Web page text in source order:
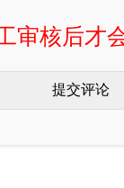
审核后才